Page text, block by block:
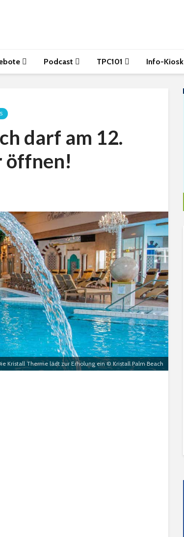
Podcast TPC101 Info-Kiosk
darf am 12.
öffnen!
Kristall Therme lädt zur Erholung ein © Kristall Palm Beach